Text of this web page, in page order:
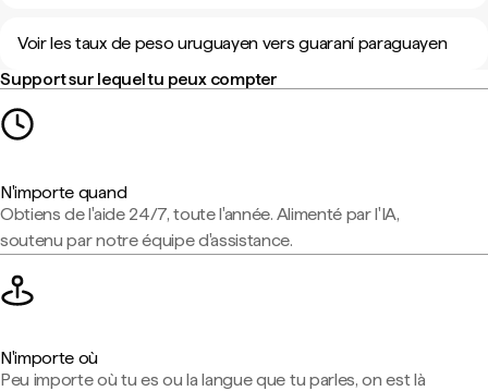
Voir les taux de peso uruguayen vers guaraní paraguayen
Support sur lequel tu peux compter
N'importe quand
Obtiens de l'aide 24/7, toute l'année. Alimenté par l'IA,
soutenu par notre équipe d'assistance.
N'importe où
Peu importe où tu es ou la langue que tu parles, on est là